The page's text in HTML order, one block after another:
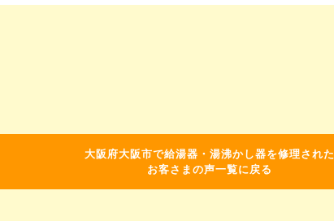
大阪府大阪市で給湯器・湯沸かし器を修理された
お客さまの声一覧に戻る